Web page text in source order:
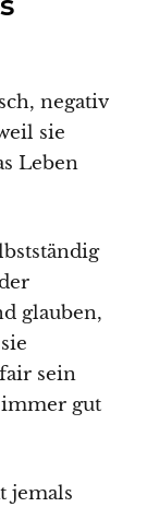
negativ
sie
Leben
glauben,
sein
gut
jemals